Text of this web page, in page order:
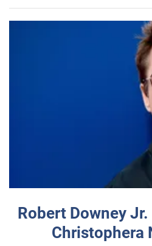
Robert Downey
Christophera